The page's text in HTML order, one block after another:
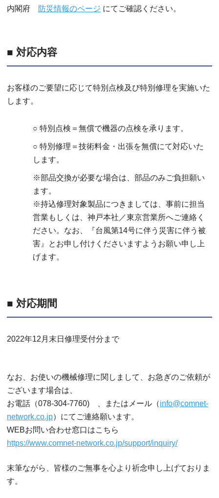
内閣府
防災情報のページ にてご確認ください。
■ 対応内容
お客様のご要望に応じて特別点検及び特別修理を実施いた
します。
○ 特別点検＝無償で機器の点検を承ります。
○ 特別修理＝技術料金・出張を無償にて対応いた
します。
※部品交換が必要な場合は、部品のみご負担願い
ます。
※持込修理対象製品につきましては、事前に担当
営業もしくは、神戸本社／東京営業所へご連絡く
ださい。なお、『台風第14号に伴う災害に伴う被
害』とお申し付けくださいますようお願い申し上
げます。
■ 対応期間
2022年12月末日修理受付分まで
なお、お使いの機械修理に関しまして、お急ぎのご依頼が
ございます場合は、
お電話（078-304-7760) 、またはメール（info@comnet-
network.co.jp）にてご連絡願います。
WEBお問い合わせ窓口はこちら
https://www.comnet-network.co.jp/support/inquiry/
末筆ながら、皆様のご無事を心より祈念申し上げておりま
す。